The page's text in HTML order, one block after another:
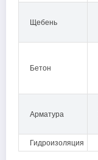
Щебень
Бетон
Арматура
Гидроизоляция